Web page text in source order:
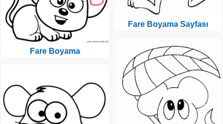
Fare Boyama
Fare Boyama Sayfası